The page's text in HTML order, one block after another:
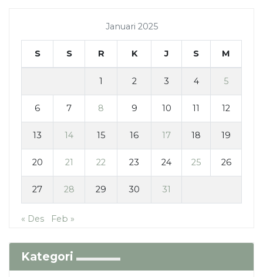
Januari 2025
S S R K J S M
1 2 3 4 5
6 7 8 9 10 11 12
13 14 15 16 17 18 19
20 21 22 23 24 25 26
27 28 29 30 31
« Des Feb »
Kategori